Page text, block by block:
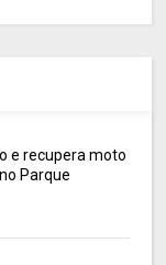
e recupera moto
Parque